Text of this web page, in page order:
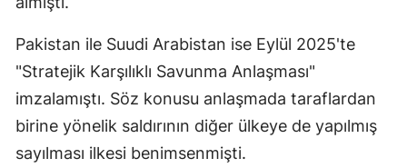
Pakistan ile Suudi Arabistan ise Eylül 2025'te
"Stratejik Karşılıklı Savunma Anlaşması"
imzalamıştı. Söz konusu anlaşmada taraflardan
birine yönelik saldırının diğer ülkeye de yapılmış
sayılması ilkesi benimsenmişti.